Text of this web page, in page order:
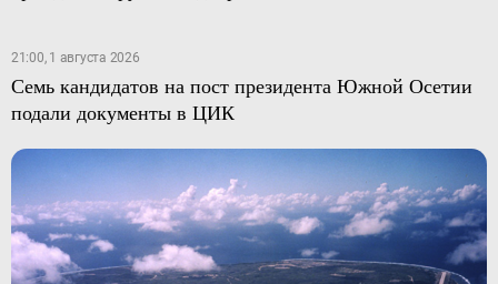
21:00, 1 августа 2026
Семь кандидатов на пост президента Южной Осетии
подали документы в ЦИК